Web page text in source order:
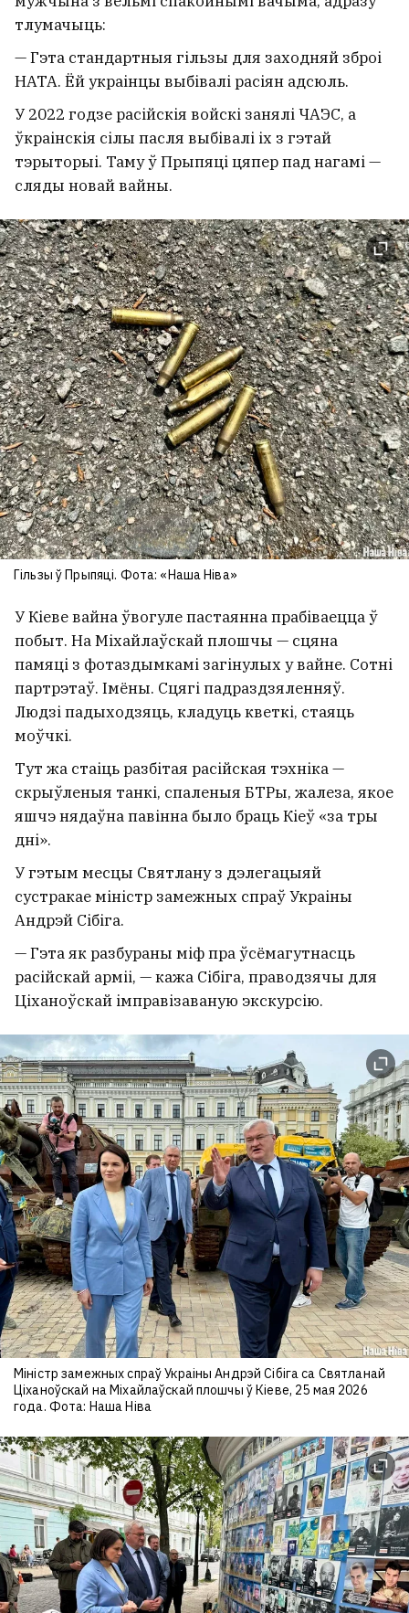
тлумачыць:
— Гэта стандартныя гільзы для заходняй зброі
НАТА. Ёй украінцы выбівалі расіян адсюль.
У 2022 годзе расійскія войскі занялі ЧАЭС, а
ўкраінскія сілы пасля выбівалі іх з гэтай
тэрыторыі. Таму ў Прыпяці цяпер пад нагамі —
сляды новай вайны.
Гільзы ў Прыпяці. Фота: «Наша Ніва»
У Кіеве вайна ўвогуле пастаянна прабіваецца ў
побыт. На Міхайлаўскай плошчы — сцяна
памяці з фотаздымкамі загінулых у вайне. Сотні
партрэтаў. Імёны. Сцягі падраздзяленняў.
Людзі падыходзяць, кладуць кветкі, стаяць
моўчкі.
Тут жа стаіць разбітая расійская тэхніка —
скрыўленыя танкі, спаленыя БТРы, жалеза, якое
яшчэ нядаўна павінна было браць Кіеў «за тры
дні».
У гэтым месцы Святлану з дэлегацыяй
сустракае міністр замежных спраў Украіны
Андрэй Сібіга.
— Гэта як разбураны міф пра ўсёмагутнасць
расійскай арміі, — кажа Сібіга, праводзячы для
Ціханоўскай імправізаваную экскурсію.
Міністр замежных спраў Украіны Андрэй Сібіга са Святланай
Ціханоўскай на Міхайлаўскай плошчы ў Кіеве, 25 мая 2026
года. Фота: Наша Ніва